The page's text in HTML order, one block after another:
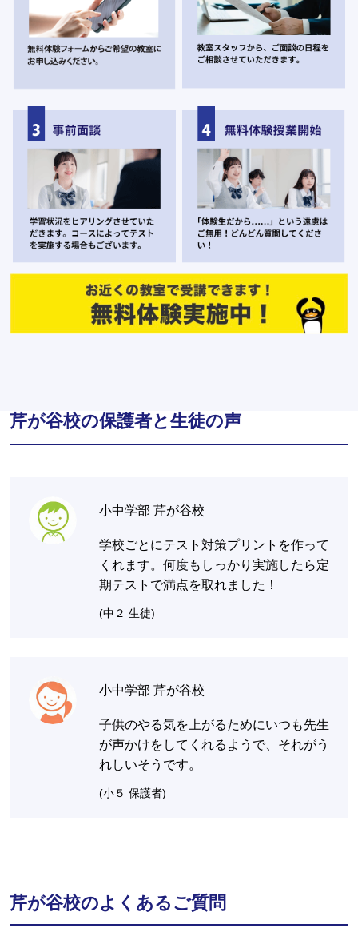
芹が谷校の保護者と生徒の声
小中学部 芹が谷校
学校ごとにテスト対策プリントを作って
くれます。何度もしっかり実施したら定
期テストで満点を取れました！
(中２ 生徒)
小中学部 芹が谷校
子供のやる気を上がるためにいつも先生
が声かけをしてくれるようで、それがう
れしいそうです。
(小５ 保護者)
芹が谷校のよくあるご質問